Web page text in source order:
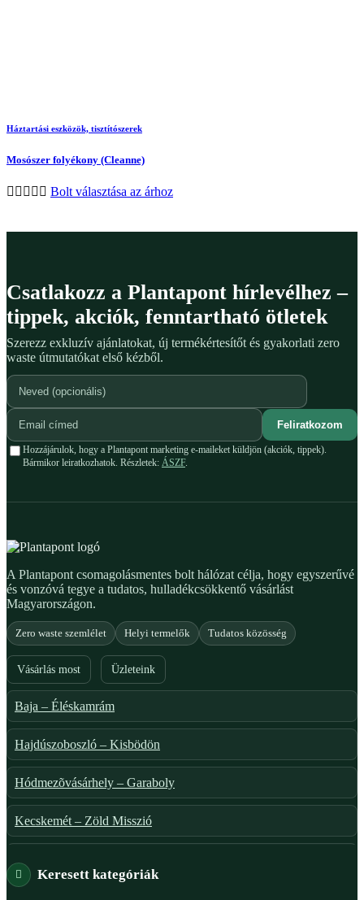
Háztartási eszközök, tisztítószerek
Mosószer folyékony (Cleanne)
Bolt választása az árhoz
Csatlakozz a Plantapont hírlevélhez –
tippek, akciók, fenntartható ötletek
Szerezz exkluzív ajánlatokat, új termékértesítőt és gyakorlati zero
waste útmutatókat első kézből.
Feliratkozom
Hozzájárulok, hogy a Plantapont marketing e-maileket küldjön (akciók, tippek).
Bármikor leiratkozhatok. Részletek: ÁSZF.
A Plantapont csomagolásmentes bolt hálózat célja, hogy egyszerűvé
és vonzóvá tegye a tudatos, hulladékcsökkentő vásárlást
Magyarországon.
Zero waste szemlélet Helyi termelők Tudatos közösség
Vásárlás most Üzleteink
Baja – Éléskamrám
Hajdúszoboszló – Kisbödön
Hódmezõvásárhely – Garaboly
Kecskemét – Zöld Misszió
Keresett kategóriák